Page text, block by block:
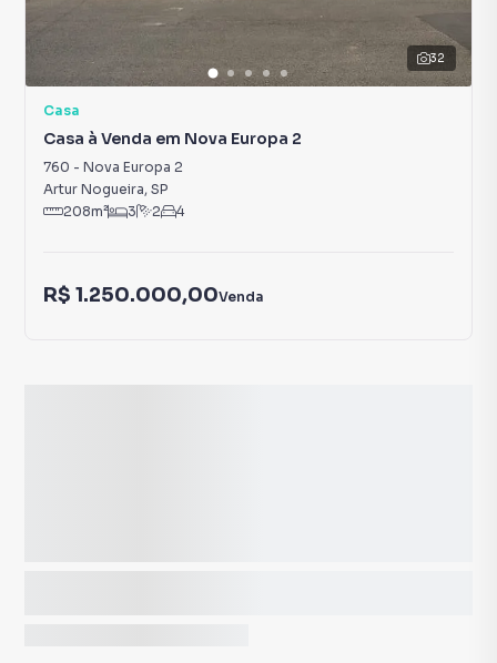
32
Casa
Casa à Venda em Nova Europa 2
760 - Nova Europa 2
Artur Nogueira, SP
208m² 3 2 4
R$ 1.250.000,00Venda